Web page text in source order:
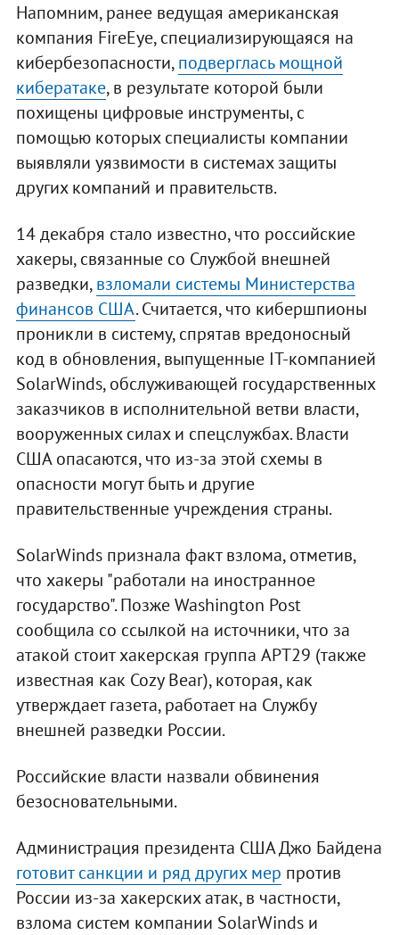
Напомним, ранее ведущая американская
компания FireEye, специализирующаяся на
кибербезопасности,подверглась мощной
кибератаке, в результате которой были
похищены цифровые инструменты, с
помощью которых специалисты компании
выявляли уязвимости в системах защиты
других компаний и правительств.
14 декабря стало известно, что российские
хакеры, связанные со Службой внешней
разведки,взломали системы Министерства
финансов США. Считается, что кибершпионы
проникли в систему, спрятав вредоносный
код в обновления, выпущенные ІТ-компанией
SolarWinds, обслуживающей государственных
заказчиков в исполнительной ветви власти,
вооруженных силах и спецслужбах. Власти
США опасаются, что из-за этой схемы в
опасности могут быть и другие
правительственные учреждения страны.
SolarWinds признала факт взлома, отметив,
что хакеры "работали на иностранное
государство". Позже Washington Post
сообщила со ссылкой на источники, что за
атакой стоит хакерская группа APT29 (также
известная как Cozy Bear), которая, как
утверждает газета, работает на Службу
внешней разведки России.
Российские власти назвали обвинения
безосновательными.
Администрация президента США Джо Байдена
готовит санкции и ряд других мер против
России из-за хакерских атак, в частности,
взлома систем компании SolarWinds и